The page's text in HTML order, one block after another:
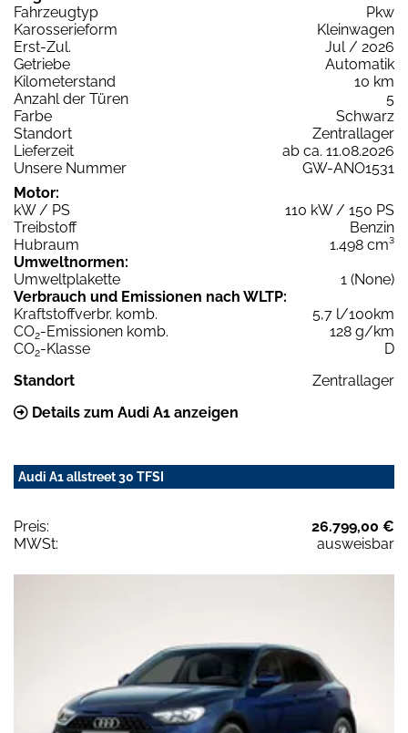
Fahrzeugtyp
Pkw
Karosserieform
Kleinwagen
Erst-Zul.
Jul / 2026
Getriebe
Automatik
Kilometerstand
10 km
Anzahl der Türen
5
Farbe
Schwarz
Standort
Zentrallager
Lieferzeit
ab ca. 11.08.2026
Unsere Nummer
GW-ANO1531
Motor:
kW / PS
110 kW / 150 PS
Treibstoff
Benzin
Hubraum
1.498 cm³
Umweltnormen:
Umweltplakette
1 (None)
Verbrauch und Emissionen nach WLTP:
Kraftstoffverbr. komb.
5,7 l/100km
CO2-Emissionen komb.
128 g/km
CO2-Klasse
D
Standort
Zentrallager
Details zum Audi A1 anzeigen
Audi A1 allstreet 30 TFSI
Preis:
26.799,00 €
MWSt:
ausweisbar